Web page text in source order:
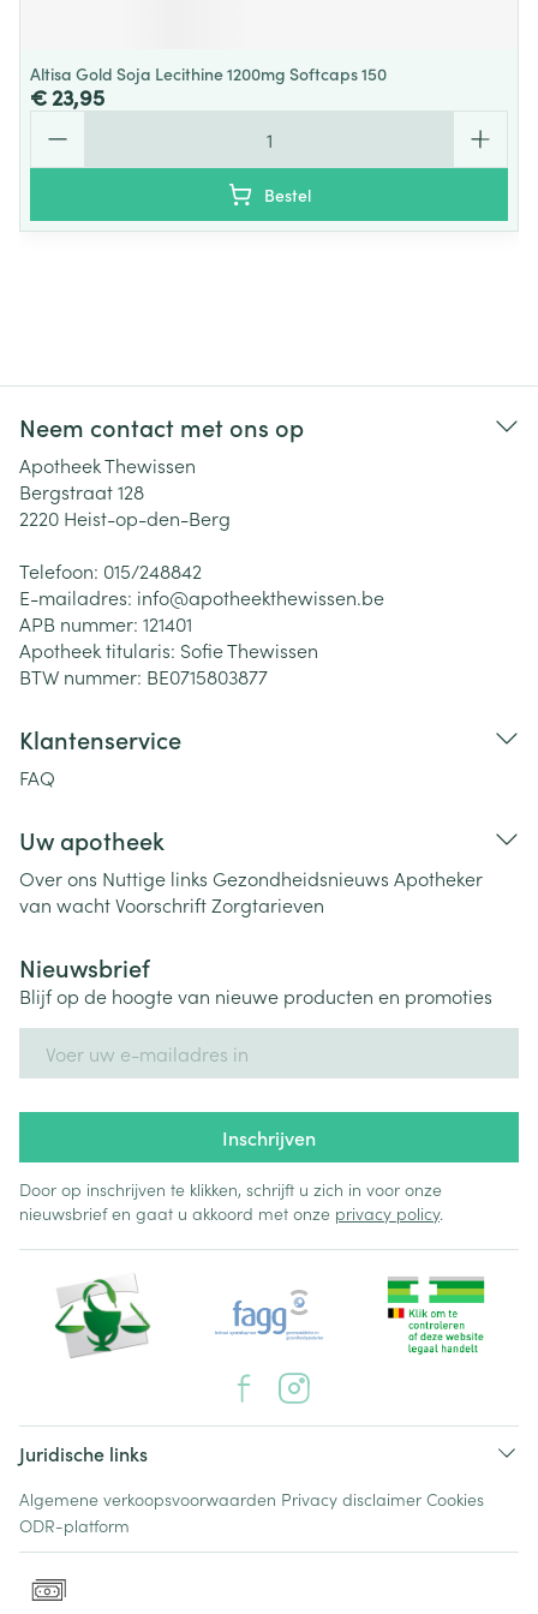
Altisa Gold Soja Lecithine 1200mg Softcaps 150
€ 23,95
Bestel
Neem contact met ons op
Apotheek Thewissen
Bergstraat 128
2220 Heist-op-den-Berg
Telefoon: 015/248842
E-mailadres: info@apotheekthewissen.be
APB nummer: 121401
Apotheek titularis: Sofie Thewissen
BTW nummer: BE0715803877
Klantenservice
FAQ
Uw apotheek
Over ons Nuttige links Gezondheidsnieuws Apotheker
van wachtVoorschriftZorgtarieven
Nieuwsbrief
Blijf op de hoogte van nieuwe producten en promoties
Inschrijven
Door op inschrijven te klikken, schrijft u zich in voor onze
nieuwsbrief en gaat u akkoord met onze privacy policy.
Juridische links
Algemene verkoopsvoorwaarden Privacy disclaimer Cookies
ODR-platform